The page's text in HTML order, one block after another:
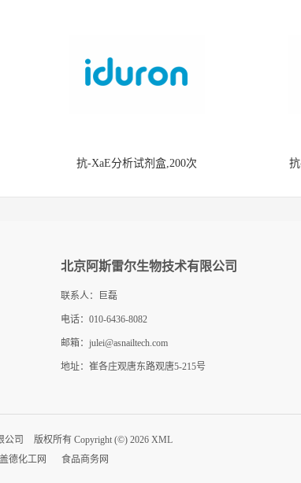
抗-XaE分析试剂盒,200次
北京阿斯雷尔生物技术有限公司
联系人：巨磊
电话：010-6436-8082
邮箱： julei@asnailtech.com
地址：崔各庄观唐东路观唐5-215号
公司 版权所有 Copyright (©) 2026 XML
盖德化工网 食品商务网